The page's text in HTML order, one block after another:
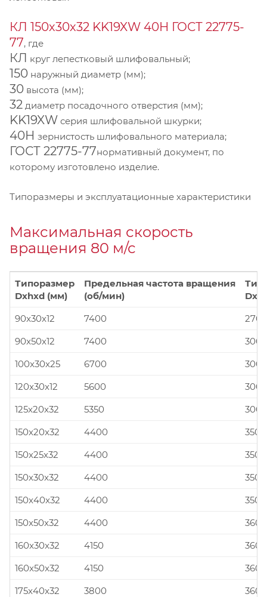
КЛ 150х30х32 KK19XW 40Н ГОСТ 22775-
77, где
КЛ круг лепестковый шлифовальный;
150 наружный диаметр (мм);
30 высота (мм);
32 диаметр посадочного отверстия (мм);
KK19XW серия шлифовальной шкурки;
40Н зернистость шлифовального материала;
ГОСТ 22775-77нормативный документ, по
которому изготовлено изделие.
Типоразмеры и эксплуатационные характеристики
Максимальная скорость
вращения 80 м/с
Типоразмер
Dxhxd (мм)
Предельная частота вращения
(об/мин)
90x30x12
7400
90x50x12
7400
100x30x25
6700
120x30x12
5600
125x20x32
5350
150x20x32
4400
150x25x32
4400
150x30x32
4400
150x40x32
4400
150x50x32
4400
160x30x32
4150
160x50x32
4150
175x40x32
3800